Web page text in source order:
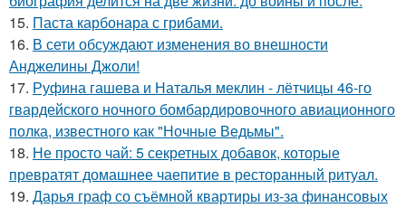
15. Паста карбонара с грибами.
16. В сети обсуждают изменения во внешности
Анджелины Джоли!
17. Руфина гашева и Наталья меклин - лётчицы 46-го
гвардейского ночного бомбардировочного авиационного
полка, известного как "Ночные Ведьмы".
18. Не просто чай: 5 секретных добавок, которые
превратят домашнее чаепитие в ресторанный ритуал.
19. Дарья граф со съёмной квартиры из-за финансовых